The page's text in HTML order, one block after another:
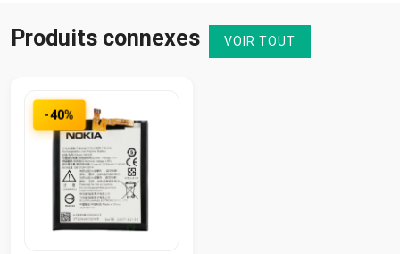
Produits connexes VOIR TOUT
-40%